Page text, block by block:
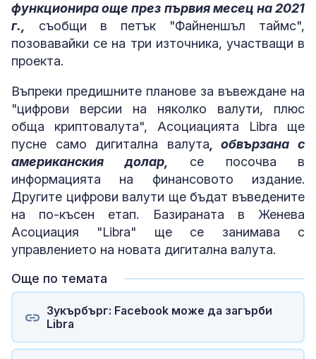
функционира още през първия месец на 2021
г.,
съобщи в петък "Файненшъл таймс",
позовавайки се на три източника, участващи в
проекта.
Въпреки предишните планове за въвеждане на
"цифрови версии на няколко валути, плюс
обща криптовалута", Асоциацията Libra ще
пусне само дигитална валута , обвързана с
американския долар,
се посочва в
информацията на финансовото издание.
Другите цифрови валути ще бъдат въведените
на по-късен етап. Базираната в Женева
Асоциация "Libra" ще се занимава с
управлението на новата дигитална валута.
Още по темата
Зукърбърг: Facebook може да загърби
Libra